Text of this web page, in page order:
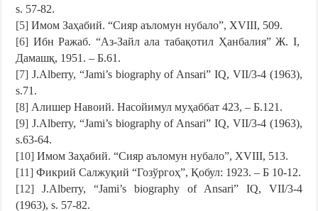
s. 57-82.
[5] Имом Заҳабий. “Сияр аъломун нубало”, XVIII, 509.
[6] Ибн Ражаб. “Аз-Зайл ала табақотил Ҳанбалия” Ж. I,
Дамашқ, 1951. – Б.61.
[7] J.Alberry, “Jami’s biography of Ansari” IQ, VII/3-4 (1963),
s.71.
[8] Алишер Навоий. Насойимул муҳаббат 423, – Б.121.
[9] J.Alberry, “Jami’s biography of Ansari” IQ, VII/3-4 (1963),
s.63-64.
[10] Имом Заҳабий. “Сияр аъломун нубало”, XVIII, 513.
[11] Фикрий Салжуқий “Гозўргоҳ”, Қобул: 1923. – Б 10-12.
[12] J.Alberry, “Jami’s biography of Ansari” IQ, VII/3-4
(1963), s. 57-82.